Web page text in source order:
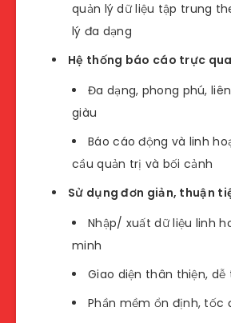
quản lý dữ liệu tập trung
lý đa dạng
Hệ thống báo cáo trực
Đa dạng, phong phú,
giàu
Báo cáo động và linh
cầu quản trị và bối cảnh
Sử dụng đơn giản, thuận
Nhập/ xuất dữ liệu linh
minh
Giao diện thân thiện,
Phần mềm ổn định, tốc